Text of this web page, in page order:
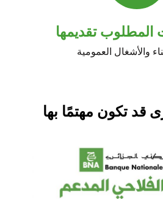
المطلوب تقديمها
والأشغال العمومية
قد تكون مهتمًا بها